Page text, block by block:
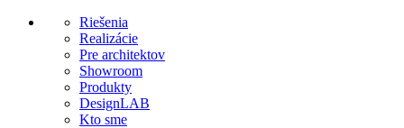
Riešenia
Realizácie
Pre architektov
Showroom
Produkty
DesignLAB
Kto sme